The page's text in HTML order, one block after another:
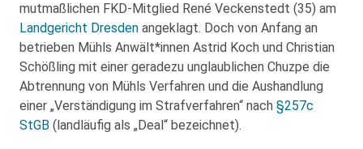
mutmaßlichen FKD-Mitglied René Veckenstedt (35) am
Landgericht Dresden angeklagt. Doch von Anfang an
betrieben Mühls Anwält*innen Astrid Koch und Christian
Schößling mit einer geradezu unglaublichen Chuzpe die
Abtrennung von Mühls Verfahren und die Aushandlung
einer „Verständigung im Strafverfahren“ nach §257c
StGB (landläufig als „Deal“ bezeichnet).